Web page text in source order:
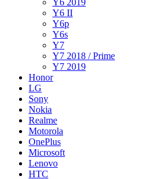
Y6 II
Y6p
Y6s
Y7
Y7 2018 / Prime
Y7 2019
Honor
LG
Sony
Nokia
Realme
Motorola
OnePlus
Microsoft
Lenovo
HTC